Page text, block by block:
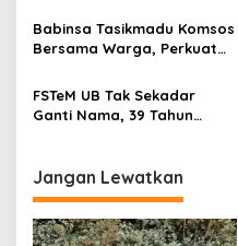
i
g
t
o
n
Babinsa Tasikmadu Komsos
Bersama Warga, Perkuat
Kondusivitas Wilayah
FSTeM UB Tak Sekadar
Ganti Nama, 39 Tahun
Teknologi
Jangan Lewatkan